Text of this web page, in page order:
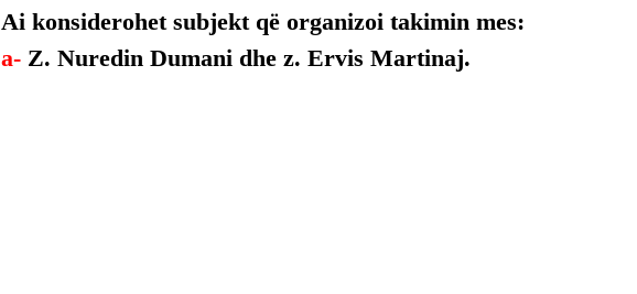
Ai konsiderohet subjekt që organizoi takimin mes:
a- Z. Nuredin Dumani dhe z. Ervis Martinaj.